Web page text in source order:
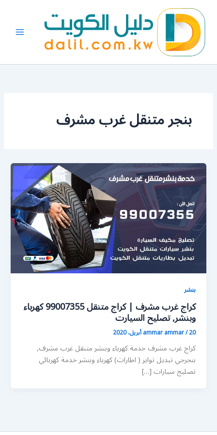
المحتوى
بنجر متنقل غرب مشرف
بنشر
كراج غرب مشرف | كراج متنقل 99007355 كهرباء
وبنشر, تصليح السيارت
ammar ammar/20 أبريل، 2020
كراج غرب مشرف خدمة كهرباء وبنشر متنقل غرب مشرف,
بنجرجي تبديل تواير ( اطارات) كهرباء وبنشر خدمة كهربائي
تصليح سيارات […]